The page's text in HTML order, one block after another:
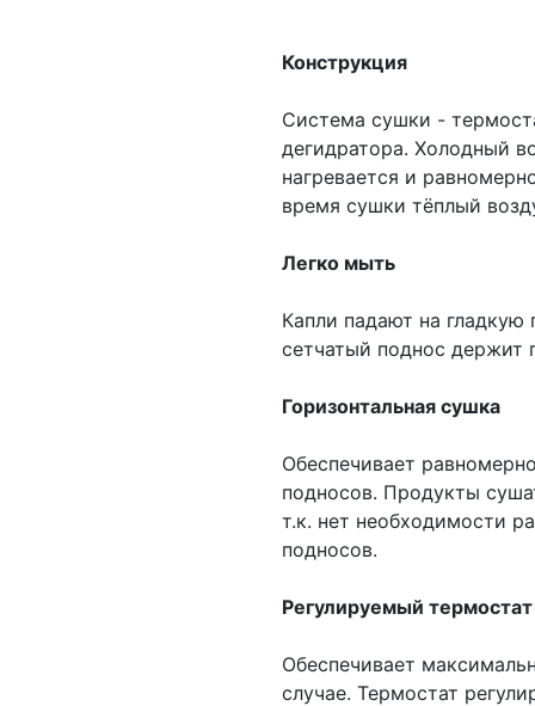
Конструкция
Система сушки -
дегидратора. Холодный
нагревается и
время сушки тёплый
Легко мыть
Капли падают на
сетчатый поднос
Горизонтальная сушка
Обеспечивает
подносов. Продукты
т.к. нет необходимости
подносов.
Регулируемый термостат
Обеспечивает
случае. Термостат